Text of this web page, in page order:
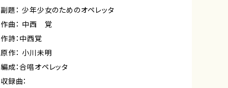
副題： 少年少女のためのオペレッタ
作曲： 中西 覚
作詩：中西覚
原作： 小川未明
編成：合唱オペレッタ
収録曲：